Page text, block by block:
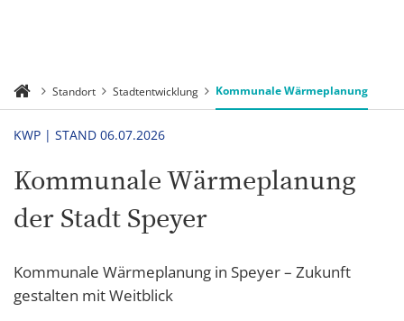
Standort Stadtentwicklung Kommunale Wärmeplanung
KWP | STAND 06.07.2026
Kommunale Wärmeplanung
der Stadt Speyer
Kommunale Wärmeplanung in Speyer – Zukunft
gestalten mit Weitblick